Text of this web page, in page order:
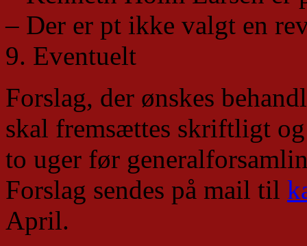
– Der er pt ikke valgt en
9. Eventuelt
Forslag, der ønskes
skal fremsættes skriftligt
to uger før
Forslag sendes på mail til
April.